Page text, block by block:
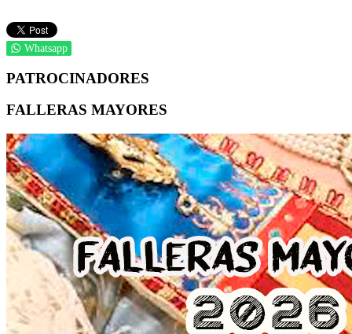
Whatsapp
PATROCINADORES
FALLERAS MAYORES